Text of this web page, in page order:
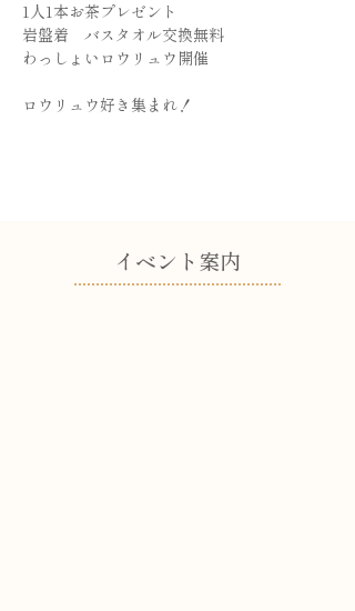
1人1本お茶プレゼント
岩盤着　バスタオル交換無料
わっしょいロウリュウ開催
ロウリュウ好き集まれ！
​イベント案内